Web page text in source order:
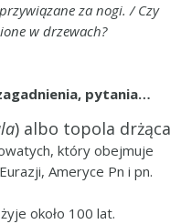
za nogi. / Czy
w drzewach?
pytania…
) albo topola drżąca
który obejmuje
Ameryce Pn i pn.
około 100 lat.